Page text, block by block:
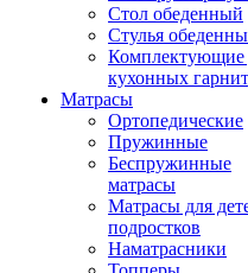
Стол обеденный
Стулья
Комплектующие
кухонных
Матраcы
Ортопедические
Пружинные
Беспружинные
матрасы
Матрасы для
подростков
Наматрасники